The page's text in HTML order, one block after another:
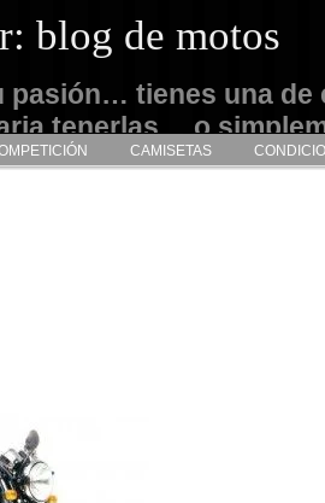
blog de motos
pasión… tienes una de
tenerlas… o
es tu sitioCAMISETAS